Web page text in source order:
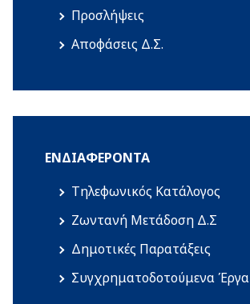
Προσλήψεις
Αποφάσεις Δ.Σ.
ΕΝΔΙΑΦΈΡΟΝΤΑ
Τηλεφωνικός Κατάλογος
Ζωντανή Μετάδοση Δ.Σ
Δημοτικές Παρατάξεις
Συγχρηματοδοτούμενα Έργα